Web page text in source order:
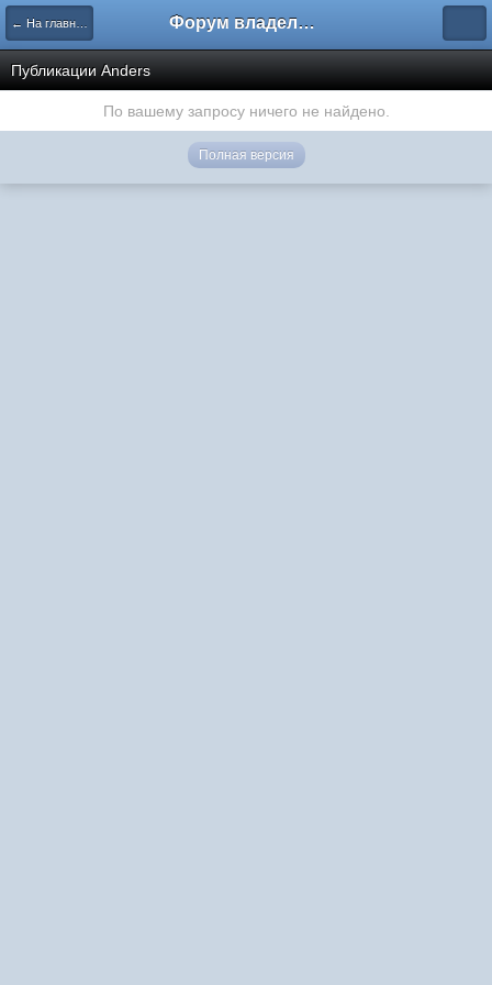
← На главную Форум владельцев интернет-магазинов
Публикации Anders
По вашему запросу ничего не найдено.
Полная версия